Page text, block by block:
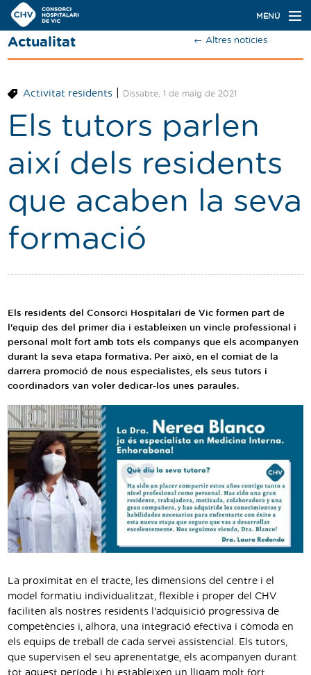
Navegació
principal
MENÚ
Actualitat
Oferta de places
Ser resident
Contacte
Cercador
Traductor
Actualitat ← Altres notícies
Activitat residents| Dissabte, 1 de maig de 2021
Els tutors parlen
així dels residents
que acaben la seva
formació
Els residents del Consorci Hospitalari de Vic formen part de
l'equip des del primer dia i estableixen un vincle professional i
personal molt fort amb tots els companys que els acompanyen
durant la seva etapa formativa. Per això, en el comiat de la
darrera promoció de nous especialistes, els seus tutors i
coordinadors van voler dedicar-los unes paraules.
La proximitat en el tracte, les dimensions del centre i el
model formatiu individualitzat, flexible i proper del CHV
faciliten als nostres residents l'adquisició progressiva de
competències i, alhora, una integració efectiva i còmoda en
els equips de treball de cada servei assistencial. Els tutors,
que supervisen el seu aprenentatge, els acompanyen durant
tot aquest període i hi estableixen un lligam molt fort.